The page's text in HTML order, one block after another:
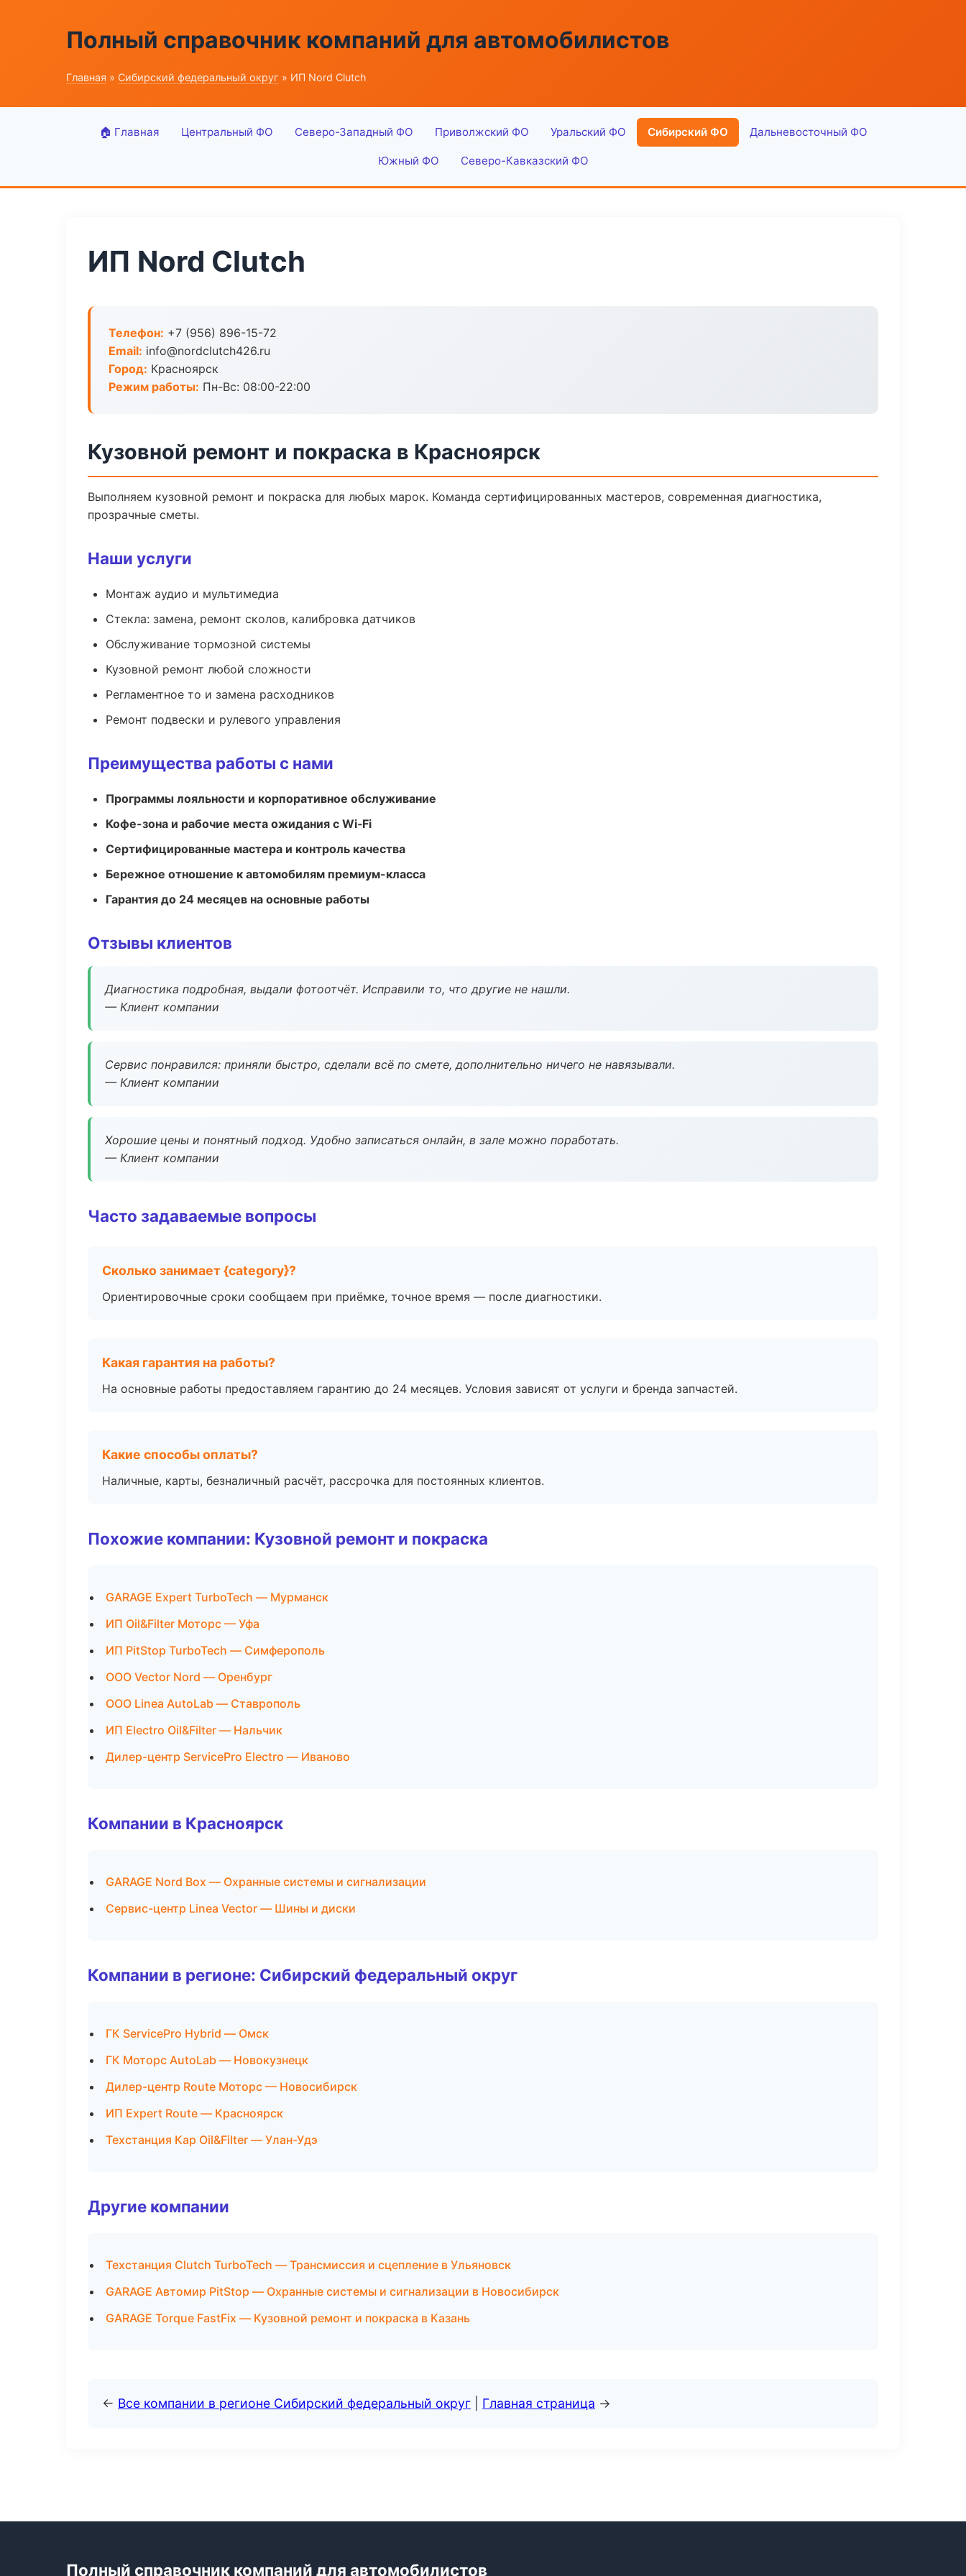
Полный справочник компаний для автомобилистов
Главная » Сибирский федеральный округ » ИП Nord Clutch
🏠 Главная Центральный ФО Северо-Западный ФО Приволжский ФО Уральский ФО Сибирский ФО Дальневосточный ФО
Южный ФО Северо-Кавказский ФО
ИП Nord Clutch
Телефон: +7 (956) 896-15-72
Email: info@nordclutch426.ru
Город: Красноярск
Режим работы: Пн-Вс: 08:00-22:00
Кузовной ремонт и покраска в Красноярск
Выполняем кузовной ремонт и покраска для любых марок. Команда сертифицированных мастеров, современная диагностика,
прозрачные сметы.
Наши услуги
Монтаж аудио и мультимедиа
Стекла: замена, ремонт сколов, калибровка датчиков
Обслуживание тормозной системы
Кузовной ремонт любой сложности
Регламентное то и замена расходников
Ремонт подвески и рулевого управления
Преимущества работы с нами
Программы лояльности и корпоративное обслуживание
Кофе-зона и рабочие места ожидания с Wi‑Fi
Сертифицированные мастера и контроль качества
Бережное отношение к автомобилям премиум-класса
Гарантия до 24 месяцев на основные работы
Отзывы клиентов
Диагностика подробная, выдали фотоотчёт. Исправили то, что другие не нашли.
— Клиент компании
Сервис понравился: приняли быстро, сделали всё по смете, дополнительно ничего не навязывали.
— Клиент компании
Хорошие цены и понятный подход. Удобно записаться онлайн, в зале можно поработать.
— Клиент компании
Часто задаваемые вопросы
Сколько занимает {category}?
Ориентировочные сроки сообщаем при приёмке, точное время — после диагностики.
Какая гарантия на работы?
На основные работы предоставляем гарантию до 24 месяцев. Условия зависят от услуги и бренда запчастей.
Какие способы оплаты?
Наличные, карты, безналичный расчёт, рассрочка для постоянных клиентов.
Похожие компании: Кузовной ремонт и покраска
GARAGE Expert TurboTech — Мурманск
ИП Oil&Filter Моторс — Уфа
ИП PitStop TurboTech — Симферополь
ООО Vector Nord — Оренбург
ООО Linea AutoLab — Ставрополь
ИП Electro Oil&Filter — Нальчик
Дилер-центр ServicePro Electro — Иваново
Компании в Красноярск
GARAGE Nord Box — Охранные системы и сигнализации
Сервис-центр Linea Vector — Шины и диски
Компании в регионе: Сибирский федеральный округ
ГК ServicePro Hybrid — Омск
ГК Моторс AutoLab — Новокузнецк
Дилер-центр Route Моторс — Новосибирск
ИП Expert Route — Красноярск
Техстанция Кар Oil&Filter — Улан-Удэ
Другие компании
Техстанция Clutch TurboTech — Трансмиссия и сцепление в Ульяновск
GARAGE Автомир PitStop — Охранные системы и сигнализации в Новосибирск
GARAGE Torque FastFix — Кузовной ремонт и покраска в Казань
← Все компании в регионе Сибирский федеральный округ Главная страница →
Полный справочник компаний для автомобилистов